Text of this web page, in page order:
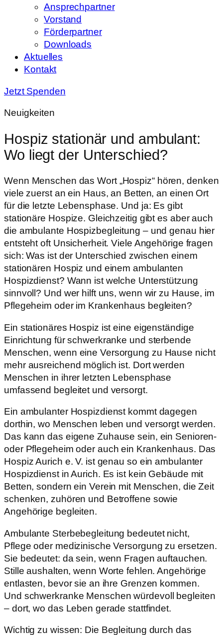
Ansprechpartner
Vorstand
Förderpartner
Downloads
Aktuelles
Kontakt
Jetzt Spenden
Neuigkeiten
Hospiz stationär und ambulant:
Wo liegt der Unterschied?
Wenn Menschen das Wort „Hospiz“ hören, denken
viele zuerst an ein Haus, an Betten, an einen Ort
für die letzte Lebensphase. Und ja: Es gibt
stationäre Hospize. Gleichzeitig gibt es aber auch
die ambulante Hospizbegleitung – und genau hier
entsteht oft Unsicherheit. Viele Angehörige fragen
sich: Was ist der Unterschied zwischen einem
stationären Hospiz und einem ambulanten
Hospizdienst? Wann ist welche Unterstützung
sinnvoll? Und wer hilft uns, wenn wir zu Hause, im
Pflegeheim oder im Krankenhaus begleiten?
Ein stationäres Hospiz ist eine eigenständige
Einrichtung für schwerkranke und sterbende
Menschen, wenn eine Versorgung zu Hause nicht
mehr ausreichend möglich ist. Dort werden
Menschen in ihrer letzten Lebensphase
umfassend begleitet und versorgt.
Ein ambulanter Hospizdienst kommt dagegen
dorthin, wo Menschen leben und versorgt werden.
Das kann das eigene Zuhause sein, ein Senioren-
oder Pflegeheim oder auch ein Krankenhaus. Das
Hospiz Aurich e. V. ist genau so ein ambulanter
Hospizdienst in Aurich. Es ist kein Gebäude mit
Betten, sondern ein Verein mit Menschen, die Zeit
schenken, zuhören und Betroffene sowie
Angehörige begleiten.
Ambulante Sterbebegleitung bedeutet nicht,
Pflege oder medizinische Versorgung zu ersetzen.
Sie bedeutet: da sein, wenn Fragen auftauchen.
Stille aushalten, wenn Worte fehlen. Angehörige
entlasten, bevor sie an ihre Grenzen kommen.
Und schwerkranke Menschen würdevoll begleiten
– dort, wo das Leben gerade stattfindet.
Wichtig zu wissen: Die Begleitung durch das